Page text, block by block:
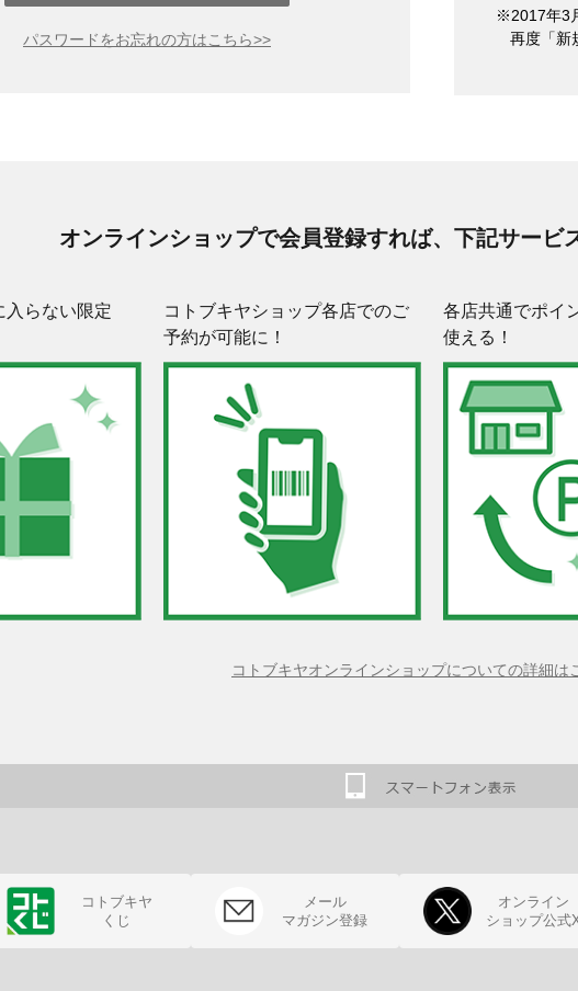
パスワードをお忘れの方はこちら>>
※2017年3
再度「新
オンラインショップで会員登録すれば、下記サービ
入らない限定
コトブキヤショップ各店でのご
予約が可能に！
各店共通でポイ
使える！
コトブキヤオンラインショップについての詳細は
コトブキヤ
くじ
メール
マガジン登録
オンライン
ショップ公式